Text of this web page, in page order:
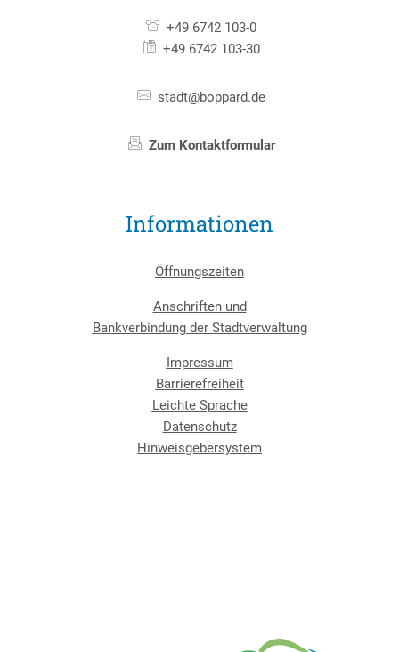
+49 6742 103-0
+49 6742 103-30
stadt@boppard.de
Zum Kontaktformular
Informationen
Öffnungszeiten
Anschriften und
Bankverbindung der Stadtverwaltung
Impressum
Barrierefreiheit
Leichte Sprache
Datenschutz
Hinweisgebersystem